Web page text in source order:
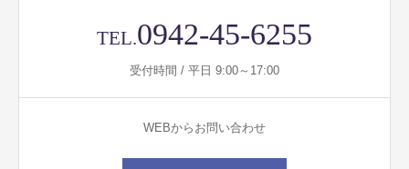
TEL.0942-45-6255
受付時間 / 平日 9:00～17:00
WEBからお問い合わせ